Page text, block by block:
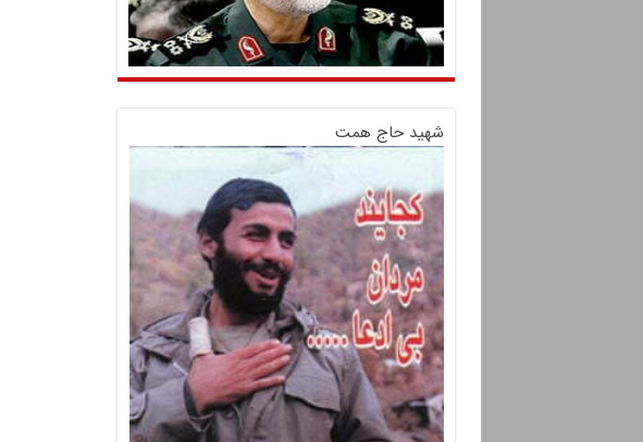
شهید حاج همت